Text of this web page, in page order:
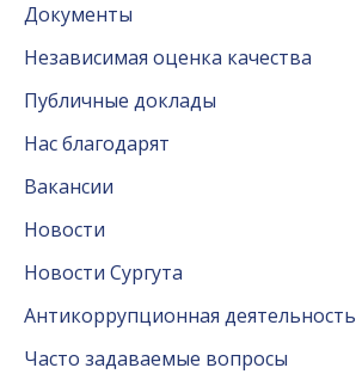
Документы
Независимая оценка качества
Публичные доклады
Нас благодарят
Вакансии
Новости
Новости Сургута
Антикоррупционная деятельность
Часто задаваемые вопросы